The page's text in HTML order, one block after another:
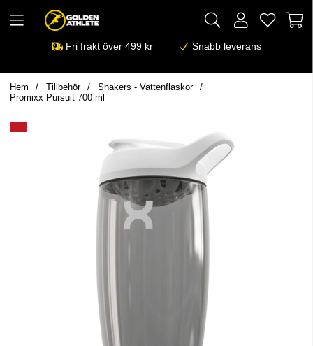
Fri frakt över 499 kr Snabb leverans
Hem Tillbehör
Shakers - Vattenflaskor
Promixx Pursuit 700 ml